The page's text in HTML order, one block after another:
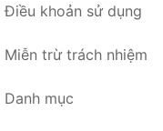
Điều khoản sử dụng
Miễn trừ trách nhiệm
Danh mục